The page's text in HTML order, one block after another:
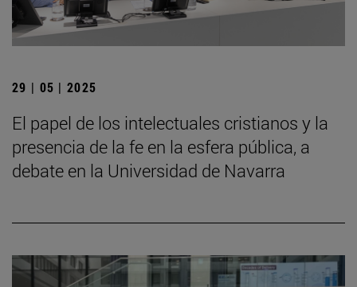
29 | 05 | 2025
El papel de los intelectuales cristianos y la
presencia de la fe en la esfera pública, a
debate en la Universidad de Navarra